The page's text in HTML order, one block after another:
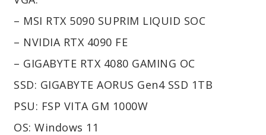
– MSI RTX 5090 SUPRIM LIQUID SOC
– NVIDIA RTX 4090 FE
– GIGABYTE RTX 4080 GAMING OC
SSD: GIGABYTE AORUS Gen4 SSD 1TB
PSU: FSP VITA GM 1000W
OS: Windows 11